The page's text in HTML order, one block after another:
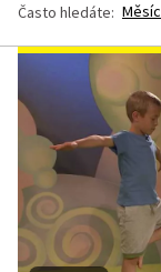
Často hledáte: Měsíc